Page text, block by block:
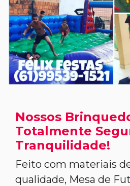
Nossos
Totalmente
Tranquilidade!
Feito com materiais
qualidade, Mesa de